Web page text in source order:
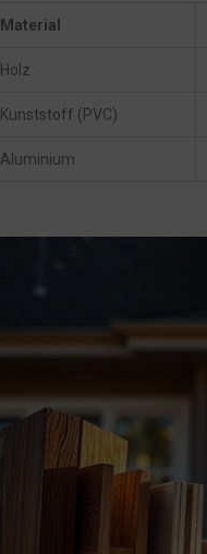
Material
Holz
Kunststoff (PVC)
Aluminium